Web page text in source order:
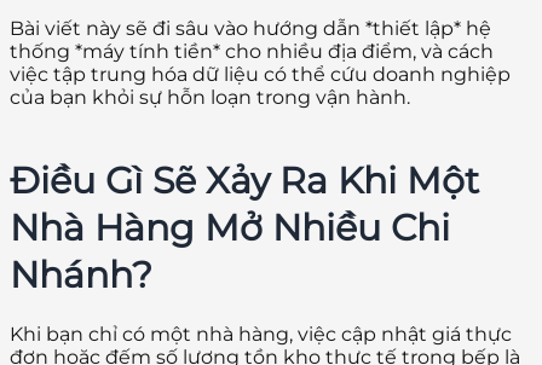
Bài viết này sẽ đi sâu vào hướng dẫn *thiết lập* hệ
thống *máy tính tiền* cho nhiều địa điểm, và cách
việc tập trung hóa dữ liệu có thể cứu doanh nghiệp
của bạn khỏi sự hỗn loạn trong vận hành.
Điều Gì Sẽ Xảy Ra Khi Một
Nhà Hàng Mở Nhiều Chi
Nhánh?
Khi bạn chỉ có một nhà hàng, việc cập nhật giá thực
đơn hoặc đếm số lượng tồn kho thực tế trong bếp là